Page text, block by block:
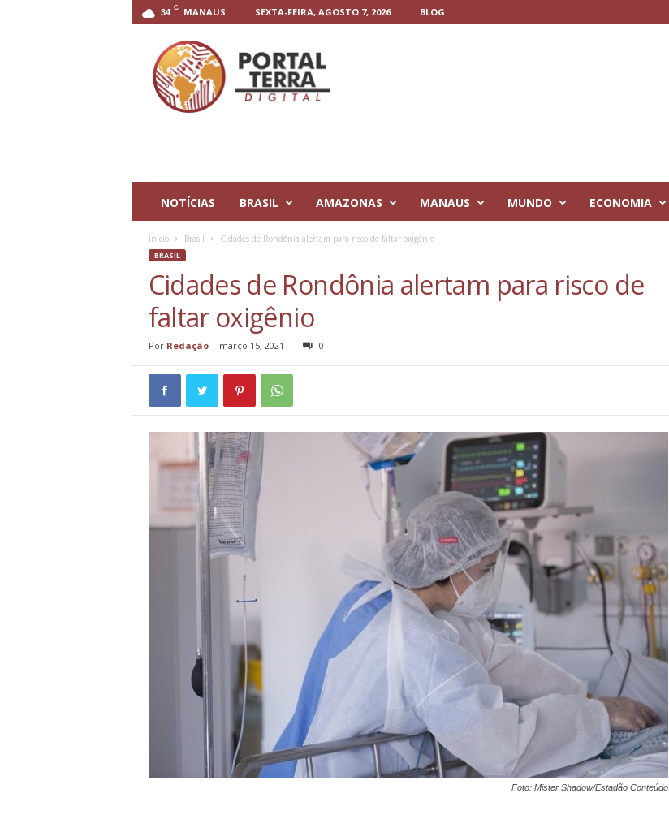
34 C MANAUS SEXTA-FEIRA, AGOSTO 7, 2026 BLOG
NOTÍCIAS BRASIL AMAZONAS MANAUS MUNDO ECONOMIA
Início Brasil Cidades de Rondônia alertam para risco de faltar oxigênio
BRASIL
Cidades de Rondônia alertam para risco de
faltar oxigênio
Por Redação- março 15, 2021 0
Foto: Mister Shadow/Estadão Conteúdo